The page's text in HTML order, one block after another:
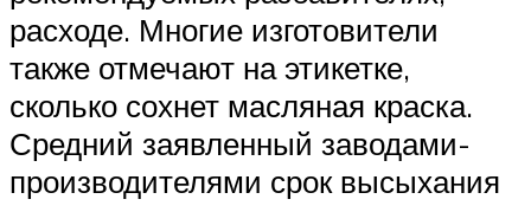
расходе. Многие изготовители
также отмечают на этикетке,
сколько сохнет масляная краска.
Средний заявленный заводами-
производителями срок высыхания